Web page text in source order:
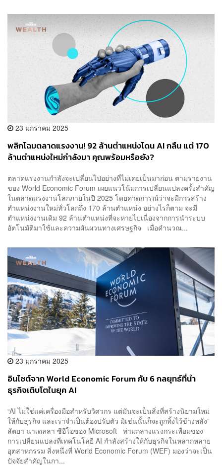
23 มกราคม 2025
พลิกโฉมตลาดแรงงาน! 92 ล้านตำแหน่งโดน AI กลืน แต่ 170
ล้านตำแหน่งใหม่กำลังมา คุณพร้อมหรือยัง?
ตลาดแรงงานกำลังจะเปลี่ยนไปอย่างที่ไม่เคยเป็นมาก่อน ตามรายงาน
ของ World Economic Forum เผยแนวโน้มการเปลี่ยนแปลงครั้งสำคัญ
ในตลาดแรงงานโลกภายในปี 2025 โดยคาดการณ์ว่าจะมีการสร้าง
ตำแหน่งงานใหม่ทั่วโลกถึง 170 ล้านตำแหน่ง อย่างไรก็ตาม จะมี
ตำแหน่งงานเดิม 92 ล้านตำแหน่งที่จะหายไปเนื่องจากการนำระบบ
อัตโนมัติมาใช้และความผันผวนทางเศรษฐกิจ เมื่อคำนวณ...
23 มกราคม 2025
อินไซต์จาก World Economic Forum กับ 6 กลยุทธ์ที่นำ
ธุรกิจเติบโตในยุค AI
“AI ไม่ใช่แค่เครื่องมือสำหรับวิศวกร แต่มันจะเป็นสิ่งที่สร้างนิยามใหม่
ให้กับธุรกิจ และเราจำเป็นต้องปรับตัว มิเช่นนั้นก็จะถูกทิ้งไว้ข้างหลัง”
สัตยา นาเดลลา ซีอีโอของ Microsoft ท่ามกลางแรงกระเพื่อมของ
การเปลี่ยนแปลงที่เทคโนโลยี AI กำลังสร้างให้กับธุรกิจในหลากหลาย
อุตสาหกรรม สิ่งหนึ่งที่ World Economic Forum (WEF) มองว่าจะเป็น
ปัจจัยสำคัญในกา...